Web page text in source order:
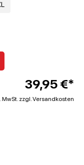
39,95 €*
MwSt. zzgl. Versandkosten